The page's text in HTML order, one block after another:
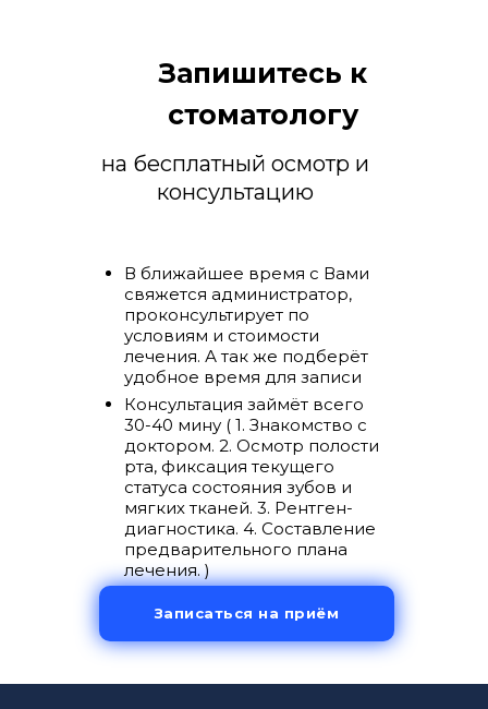
Запишитесь к
стоматологу
на бесплатный осмотр и
консультацию
Записаться на приём
В ближайшее время с Вами
свяжется администратор,
проконсультирует по
условиям и стоимости
лечения. А так же подберёт
удобное время для записи
Консультация займёт всего
30-40 мину ( 1. Знакомство с
доктором. 2. Осмотр полости
рта, фиксация текущего
статуса состояния зубов и
мягких тканей. 3. Рентген-
диагностика. 4. Составление
предварительного плана
лечения. )